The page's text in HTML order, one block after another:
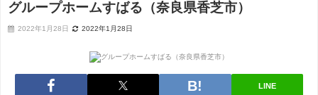
グループホームすばる（奈良県香芝市）
2022年1月28日 2022年1月28日
LINE